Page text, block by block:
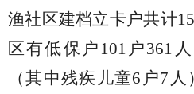
渔社区建档立卡户共计
区有低保户 101户361 人
（其中残疾儿童6户7人